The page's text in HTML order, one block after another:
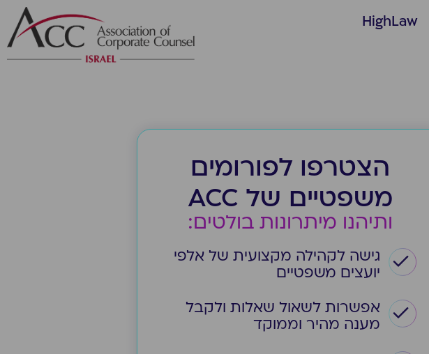
HighLaw
הצטרפו לפורומים
משפטיים של ACC
ותיהנו מיתרונות בולטים:
גישה לקהילה מקצועית של אלפי
יועצים משפטיים
אפשרות לשאול שאלות ולקבל
מענה מהיר וממוקד